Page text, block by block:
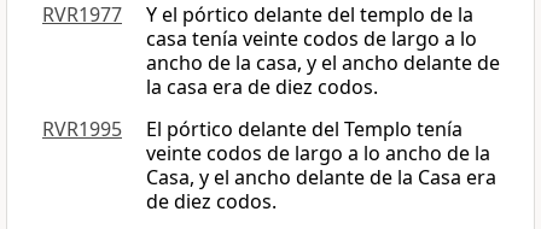
RVR1977
Y el pórtico delante del templo de la
casa tenía veinte codos de largo a lo
ancho de la casa, y el ancho delante de
la casa era de diez codos.
RVR1995
El pórtico delante del Templo tenía
veinte codos de largo a lo ancho de la
Casa, y el ancho delante de la Casa era
de diez codos.